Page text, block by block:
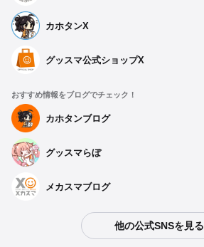
カホタンX
グッスマ公式ショップX
おすすめ情報をブログでチェック！
カホタンブログ
グッスマらぼ
メカスマブログ
他の公式SNSを見る